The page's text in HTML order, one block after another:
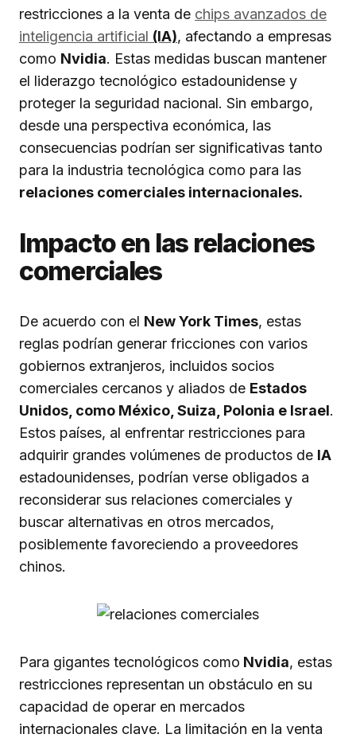
restricciones a la venta de chips avanzados de
inteligencia artificial (IA), afectando a empresas
como Nvidia. Estas medidas buscan mantener
el liderazgo tecnológico estadounidense y
proteger la seguridad nacional. Sin embargo,
desde una perspectiva económica, las
consecuencias podrían ser significativas tanto
para la industria tecnológica como para las
relaciones comerciales internacionales.
Impacto en las relaciones
comerciales
De acuerdo con el New York Times, estas
reglas podrían generar fricciones con varios
gobiernos extranjeros, incluidos socios
comerciales cercanos y aliados de Estados
Unidos, como México, Suiza, Polonia e Israel.
Estos países, al enfrentar restricciones para
adquirir grandes volúmenes de productos de IA
estadounidenses, podrían verse obligados a
reconsiderar sus relaciones comerciales y
buscar alternativas en otros mercados,
posiblemente favoreciendo a proveedores
chinos.
Para gigantes tecnológicos como Nvidia, estas
restricciones representan un obstáculo en su
capacidad de operar en mercados
internacionales clave. La limitación en la venta